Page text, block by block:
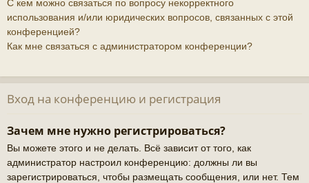
С кем можно связаться по вопросу некорректного
использования и/или юридических вопросов, связанных с этой
конференцией?
Как мне связаться с администратором конференции?
Вход на конференцию и регистрация
Зачем мне нужно регистрироваться?
Вы можете этого и не делать. Всё зависит от того, как
администратор настроил конференцию: должны ли вы
зарегистрироваться, чтобы размещать сообщения, или нет. Тем